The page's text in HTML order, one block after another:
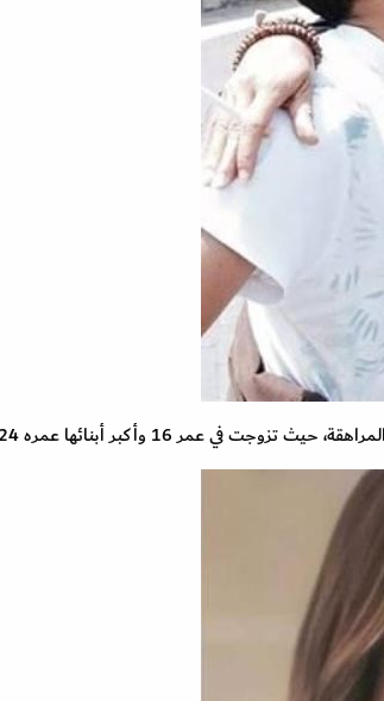
عمر 16 وأكبر أبنائها عمره 24 عاماً.